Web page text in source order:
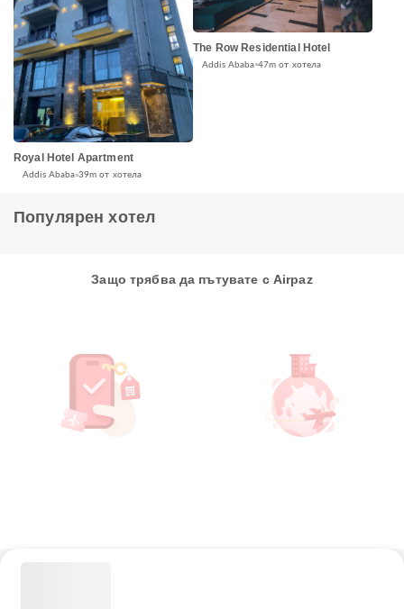
Royal Hotel Apartment
Addis Ababa 39m от хотела
The Row Residential Hotel
Addis Ababa 47m от хотела
Популярен хотел
Защо трябва да пътувате с Airpaz